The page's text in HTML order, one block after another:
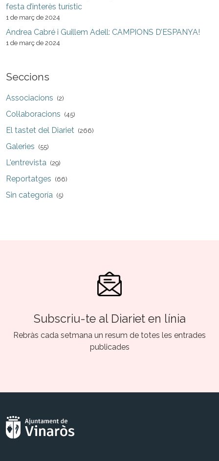
festa d’interès turístic
1 de març de 2024
Andrea Cabré i Guillem Adell: CAMPIONS D’ESPANYA!
1 de març de 2024
Seccions
Associacions (2)
Col·laboracions (45)
El tastet del Diariet (266)
Galeries (55)
L'entrevista (29)
Reportatges (66)
Sin categoría (5)
Subscriu-te al Diariet en línia
Rebràs cada setmana un resum de totes les entrades
publicades